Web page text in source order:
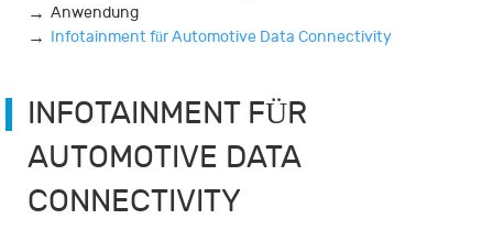
Anwendung
Infotainment für Automotive Data Connectivity
INFOTAINMENT FÜR
AUTOMOTIVE DATA
CONNECTIVITY